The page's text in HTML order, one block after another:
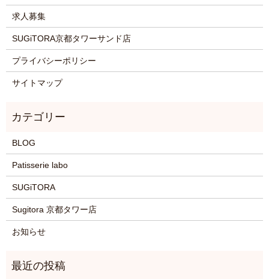
求人募集
SUGiTORA京都タワーサンド店
プライバシーポリシー
サイトマップ
BLOG
Patisserie labo
SUGiTORA
Sugitora 京都タワー店
お知らせ